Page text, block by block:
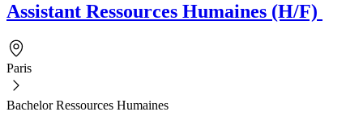
Assistant Ressources Humaines (H/F)
Paris
Bachelor Ressources Humaines